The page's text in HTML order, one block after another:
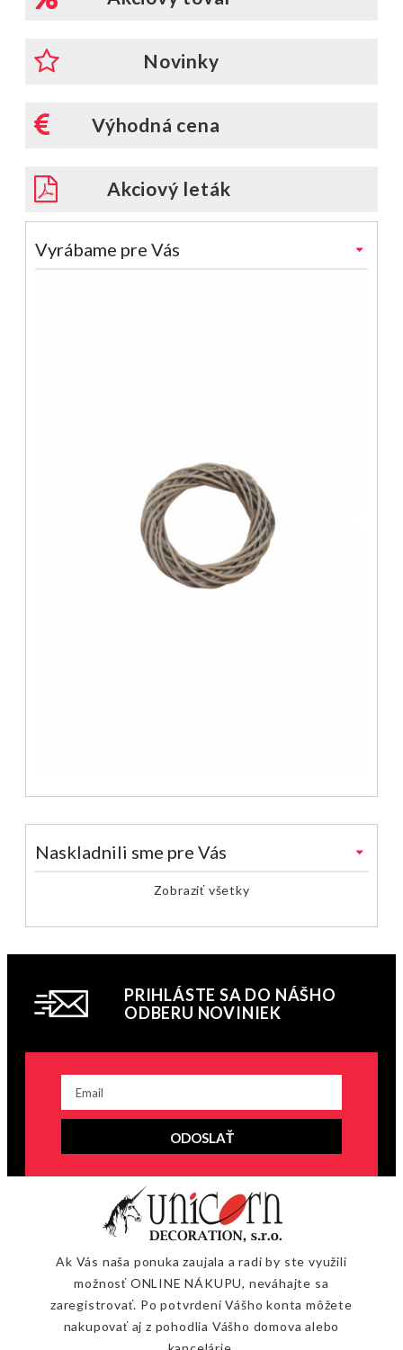
Novinky
Výhodná cena
Akciový leták
Vyrábame pre Vás
Naskladnili sme pre Vás
Zobraziť všetky
PRIHLÁSTE SA DO NÁŠHO
ODBERU NOVINIEK
ODOSLAŤ
Ak Vás naša ponuka zaujala a radi by ste využili
možnosť ONLINE NÁKUPU, neváhajte sa
zaregistrovať. Po potvrdení Vášho konta môžete
nakupovať aj z pohodlia Vášho domova alebo